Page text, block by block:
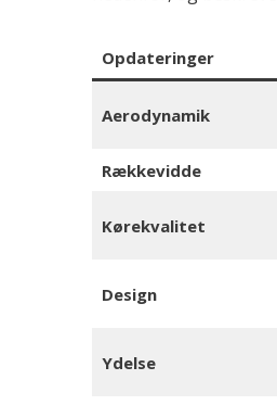
Opdateringer
Aerodynamik
Rækkevidde
Kørekvalitet
Design
Ydelse